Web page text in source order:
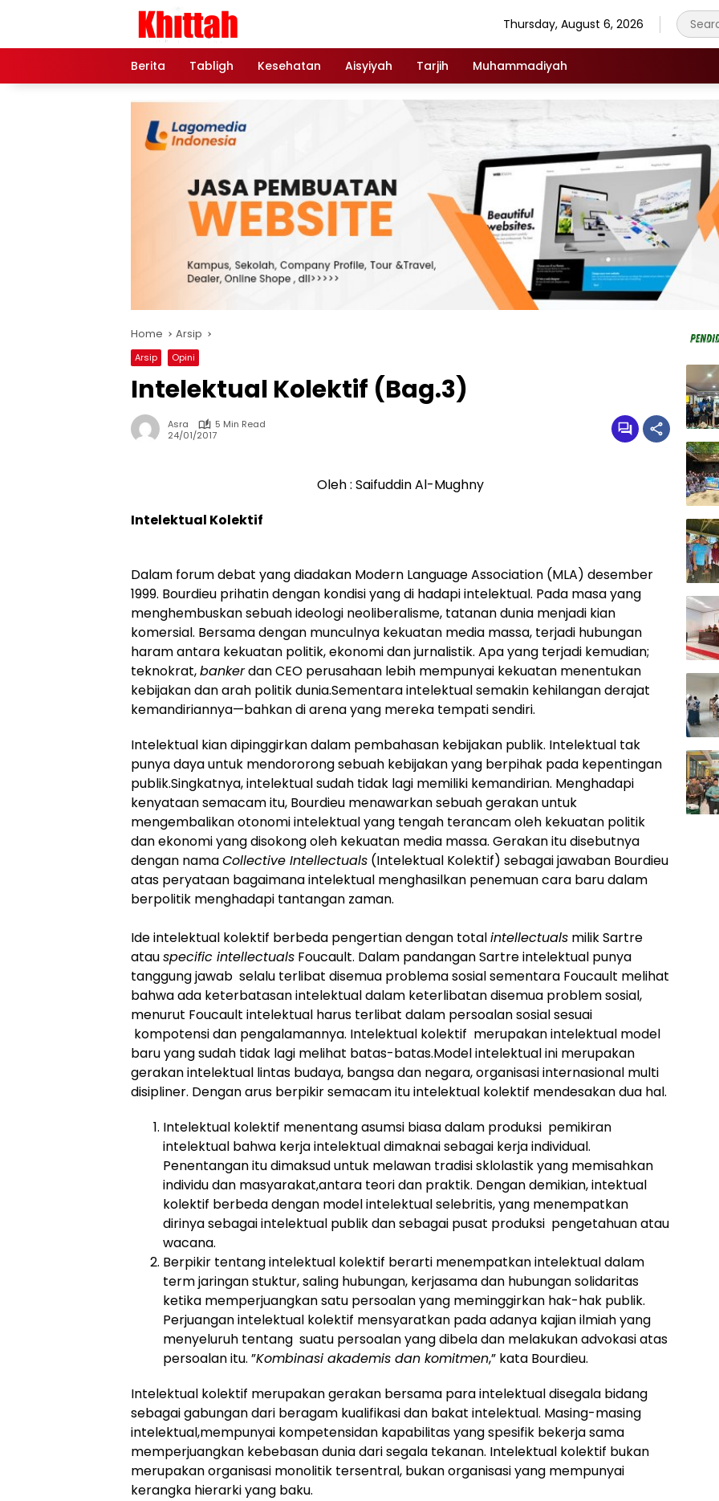
Thursday, August 6, 2026
Berita Tabligh Kesehatan Aisyiyah Tarjih Muhammadiyah
Home Arsip
Arsip Opini
Intelektual Kolektif (Bag.3)
Asra
5 Min Read
24/01/2017
Oleh : Saifuddin Al-Mughny
Intelektual Kolektif
Dalam forum debat yang diadakan Modern Language Association (MLA) desember
1999. Bourdieu prihatin dengan kondisi yang di hadapi intelektual. Pada masa yang
menghembuskan sebuah ideologi neoliberalisme, tatanan dunia menjadi kian
komersial. Bersama dengan munculnya kekuatan media massa, terjadi hubungan
haram antara kekuatan politik, ekonomi dan jurnalistik. Apa yang terjadi kemudian;
teknokrat,bankerdan CEO perusahaan lebih mempunyai kekuatan menentukan
kebijakan dan arah politik dunia.Sementara intelektual semakin kehilangan derajat
kemandiriannya—bahkan di arena yang mereka tempati sendiri.
Intelektual kian dipinggirkan dalam pembahasan kebijakan publik. Intelektual tak
punya daya untuk mendororong sebuah kebijakan yang berpihak pada kepentingan
publik.Singkatnya, intelektual sudah tidak lagi memiliki kemandirian. Menghadapi
kenyataan semacam itu, Bourdieu menawarkan sebuah gerakan untuk
mengembalikan otonomi intelektual yang tengah terancam oleh kekuatan politik
dan ekonomi yang disokong oleh kekuatan media massa. Gerakan itu disebutnya
dengan namaCollective Intellectuals (Intelektual Kolektif) sebagai jawaban Bourdieu
atas peryataan bagaimana intelektual menghasilkan penemuan cara baru dalam
berpolitik menghadapi tantangan zaman.
Ide intelektual kolektif berbeda pengertian dengan totalintellectuals milik Sartre
atauspecific intellectuals Foucault. Dalam pandangan Sartre intelektual punya
tanggung jawab selalu terlibat disemua problema sosial sementara Foucault melihat
bahwa ada keterbatasan intelektual dalam keterlibatan disemua problem sosial,
menurut Foucault intelektual harus terlibat dalam persoalan sosial sesuai
kompotensi dan pengalamannya. Intelektual kolektif merupakan intelektual model
baru yang sudah tidak lagi melihat batas-batas.Model intelektual ini merupakan
gerakan intelektual lintas budaya, bangsa dan negara, organisasi internasional multi
disipliner. Dengan arus berpikir semacam itu intelektual kolektif mendesakan dua hal.
Intelektual kolektif menentang asumsi biasa dalam produksi pemikiran
intelektual bahwa kerja intelektual dimaknai sebagai kerja individual.
Penentangan itu dimaksud untuk melawan tradisi sklolastik yang memisahkan
individu dan masyarakat,antara teori dan praktik. Dengan demikian, intektual
kolektif berbeda dengan model intelektual selebritis, yang menempatkan
dirinya sebagai intelektual publik dan sebagai pusat produksi pengetahuan atau
wacana.
Berpikir tentang intelektual kolektif berarti menempatkan intelektual dalam
term jaringan stuktur, saling hubungan, kerjasama dan hubungan solidaritas
ketika memperjuangkan satu persoalan yang meminggirkan hak-hak publik.
Perjuangan intelektual kolektif mensyaratkan pada adanya kajian ilmiah yang
menyeluruh tentang suatu persoalan yang dibela dan melakukan advokasi atas
persoalan itu. ”Kombinasi akademis dan komitmen,” kata Bourdieu.
Intelektual kolektif merupakan gerakan bersama para intelektual disegala bidang
sebagai gabungan dari beragam kualifikasi dan bakat intelektual. Masing-masing
intelektual,mempunyai kompetensidan kapabilitas yang spesifik bekerja sama
memperjuangkan kebebasan dunia dari segala tekanan. Intelektual kolektif bukan
merupakan organisasi monolitik tersentral, bukan organisasi yang mempunyai
kerangka hierarki yang baku.